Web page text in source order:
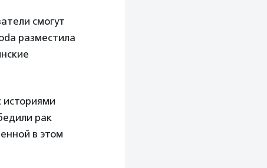
смогут
разместила
историями
рак
в этом